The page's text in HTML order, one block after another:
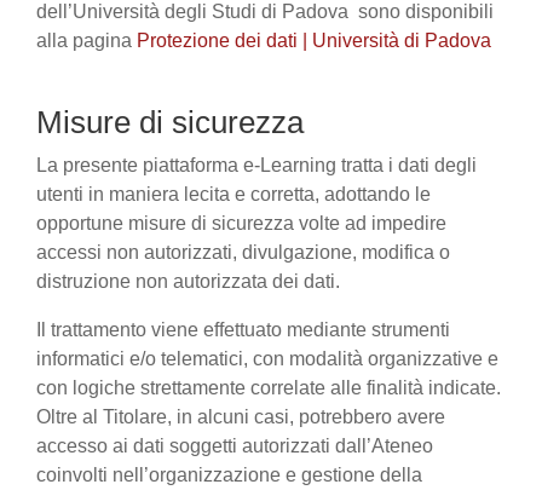
dell’Università degli Studi di Padova sono disponibili
alla pagina Protezione dei dati | Università di Padova
Misure di sicurezza
La presente piattaforma e-Learning tratta i dati degli
utenti in maniera lecita e corretta, adottando le
opportune misure di sicurezza volte ad impedire
accessi non autorizzati, divulgazione, modifica o
distruzione non autorizzata dei dati.
Il trattamento viene effettuato mediante strumenti
informatici e/o telematici, con modalità organizzative e
con logiche strettamente correlate alle finalità indicate.
Oltre al Titolare, in alcuni casi, potrebbero avere
accesso ai dati soggetti autorizzati dall’Ateneo
coinvolti nell’organizzazione e gestione della